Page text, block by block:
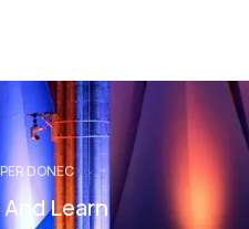
DONEC
Learn